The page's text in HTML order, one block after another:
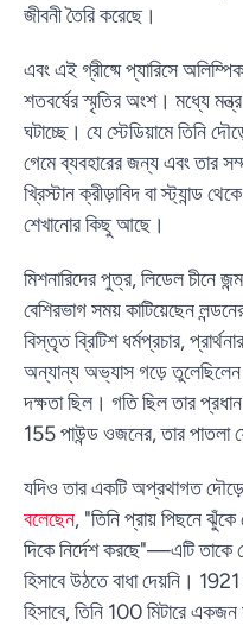
জীবনী তৈরি করেছে।
এবং এই গ্রীষ্মে প্যারিসে
শতবর্ষের স্মৃতির অংশ। মধ্যে
ঘটাচ্ছে। যে স্টেডিয়ামে তিনি
গেমে ব্যবহারের জন্য এবং তার
খ্রিস্টান ক্রীড়াবিদ বা স্ট্যান্ড
শেখানোর কিছু আছে।
মিশনারিদের পুত্র, লিডেল চীনে
বেশিরভাগ সময় কাটিয়েছেন
বিস্তৃত ব্রিটিশ ধর্মপ্রচার,
অন্যান্য অভ্যাস গড়ে
দক্ষতা ছিল। গতি ছিল তার
155 পাউন্ড ওজনের, তার পাতলা
যদিও তার একটি অপ্রথাগত
বলেছেন, "তিনি প্রায় পিছনে ঝুঁকে
দিকে নির্দেশ করছে"—এটি তাকে
হিসাবে উঠতে বাধা দেয়নি।
হিসাবে, তিনি 100 মিটারে